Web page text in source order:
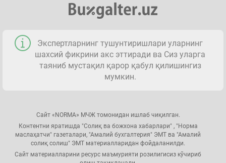
Экспертларнинг тушунтиришлари уларнинг
шахсий фикрини акс эттиради ва Сиз уларга
таяниб мустақил қарор қабул қилишингиз
мумкин.
Сайт «NORMA» МЧЖ томонидан ишлаб чиқилган.
Контентни яратишда "Солиқ ва божхона хабарлари" , "Норма
маслаҳатчи" газеталари, "Амалий бухгалтерия" ЭМТ ва "Амалий
солиқ солиш" ЭМТ материалларидан фойдаланилди.
Сайт материалларини ресурс маъмурияти розилигисиз кўчириб